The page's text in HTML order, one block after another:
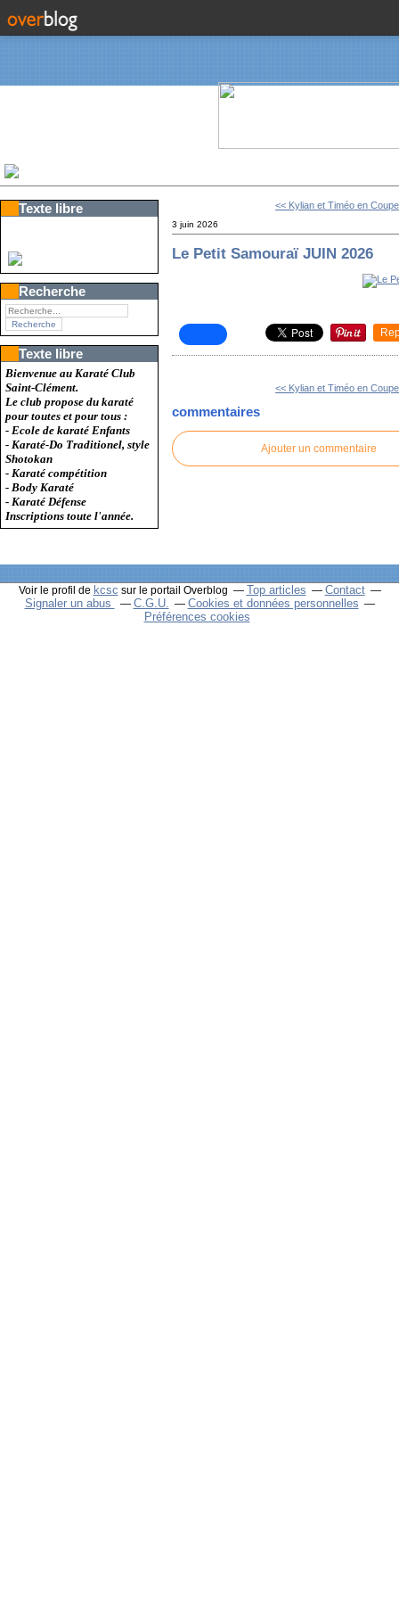
Texte libre
Recherche
Texte libre
Bienvenue au Karaté Club
Saint-Clément.
Le club propose du karaté
pour toutes et pour tous :
- Ecole de karaté Enfants
- Karaté-Do Traditionel, style
Shotokan
- Karaté compétition
- Body Karaté
- Karaté Défense
Inscriptions toute l'année.
<< Kylian et Timéo en
3 juin 2026
Le Petit Samouraï JUIN 2026
<< Kylian et Timéo en
commentaires
Ajouter un commentaire
Voir le profil de kcsc sur le portail Overblog Top articles
Contact
Signaler un abus
C.G.U.
Cookies et données personnelles
Préférences cookies